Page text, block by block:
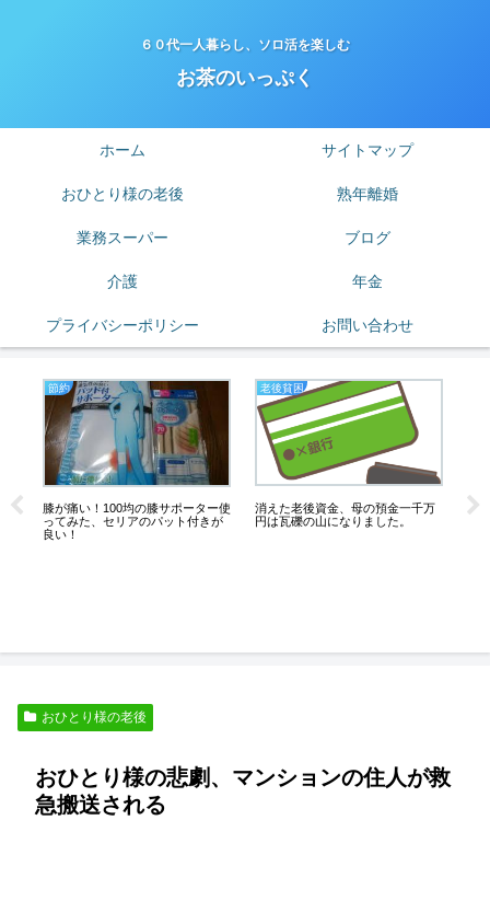
６０代一人暮らし、ソロ活を楽しむ
お茶のいっぷく
ホーム サイトマップ
おひとり様の老後 熟年離婚
業務スーパー ブログ
介護 年金
プライバシーポリシー お問い合わせ
節約
膝が痛い！100均の膝サポーター使
ってみた、セリアのパット付きが
良い！
老後貧困
消えた老後資金、母の預金一千万
円は瓦礫の山になりました。
おひとり様の老後
おひとり様の悲劇、マンションの住人が救
急搬送される